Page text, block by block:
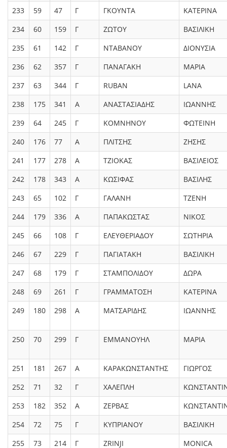
233 59 47 Γ ΓΚΟΥΝΤΑ
ΚΑΤΕΡΙΝΑ
234
60 159 Γ ΖΩΤΟΥ
ΒΑΣΙΛΙΚΗ
235
61 142 Γ ΝΤΑΒΑΝΟΥ
ΔΙΟΝΥΣΙΑ
236
62 357 Γ ΠΑΝΑΓΑΚΗ
ΜΑΡΙΑ
237
63 344 Γ RUBAN
LANA
238
175 341 Α ΑΝΑΣΤΑΣΙΑΔΗΣ
ΙΩΑΝΝΗΣ
239
64 245 Γ ΚΟΜΝΗΝΟΥ
ΦΩΤΕΙΝΗ
240
176 77 Α ΠΛΙΤΣΗΣ
ΖΗΣΗΣ
241
177 278 Α ΤΖΙΟΚΑΣ
ΒΑΣΙΛΕΙΟΣ
242
178 343 Α ΚΩΣΙΦΑΣ
ΒΑΣΙΛΗΣ
243
65 102 Γ ΓΑΛΑΝΗ
ΤΖΕΝΗ
244
179 336 Α ΠΑΠΑΚΩΣΤΑΣ
ΝΙΚΟΣ
245
66 108 Γ ΕΛΕΥΘΕΡΙΑΔΟΥ
ΣΩΤΗΡΙΑ
246
67 229 Γ ΠΑΓΙΑΤΑΚΗ
ΒΑΣΙΛΙΚΗ
247
68 179 Γ ΣΤΑΜΠΟΛΙΔΟΥ
ΔΩΡΑ
248
69 261 Γ ΓΡΑΜΜΑΤΟΣΗ
ΚΑΤΕΡΙΝΑ
249
180 298 Α ΜΑΤΣΑΡΙΔΗΣ ΙΩΑΝΝΗΣ
250 70 299 Γ ΕΜΜΑΝΟΥΗΛ ΜΑΡΙΑ
251 181 267 Α ΚΑΡΑΚΩΝΣΤΑΝΤΗΣ
ΓΙΩΡΓΟΣ
252
71 32 Γ ΧΑΛΕΠΛΗ
253
182 352 Α ΖΕΡΒΑΣ
254
72 75 Γ ΚΥΠΡΙΑΝΟΥ
ΒΑΣΙΛΙΚΗ
255
73 214 Γ ZRINJI
MONICA